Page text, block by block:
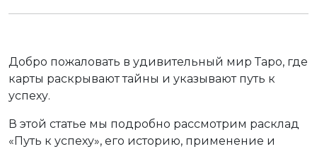
Добро пожаловать в удивительный мир Таро, где
карты раскрывают тайны и указывают путь к
успеху.
В этой статье мы подробно рассмотрим расклад
«Путь к успеху», его историю, применение и